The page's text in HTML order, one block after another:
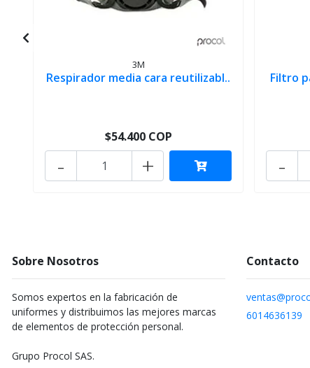
3M
Respirador media cara reutilizabl..
$54.400 COP
+
-
Filtro
-
Sobre Nosotros
Somos expertos en la fabricación de
uniformes y distribuimos las mejores marcas
de elementos de protección personal.
Grupo Procol SAS.
Contacto
6014636139